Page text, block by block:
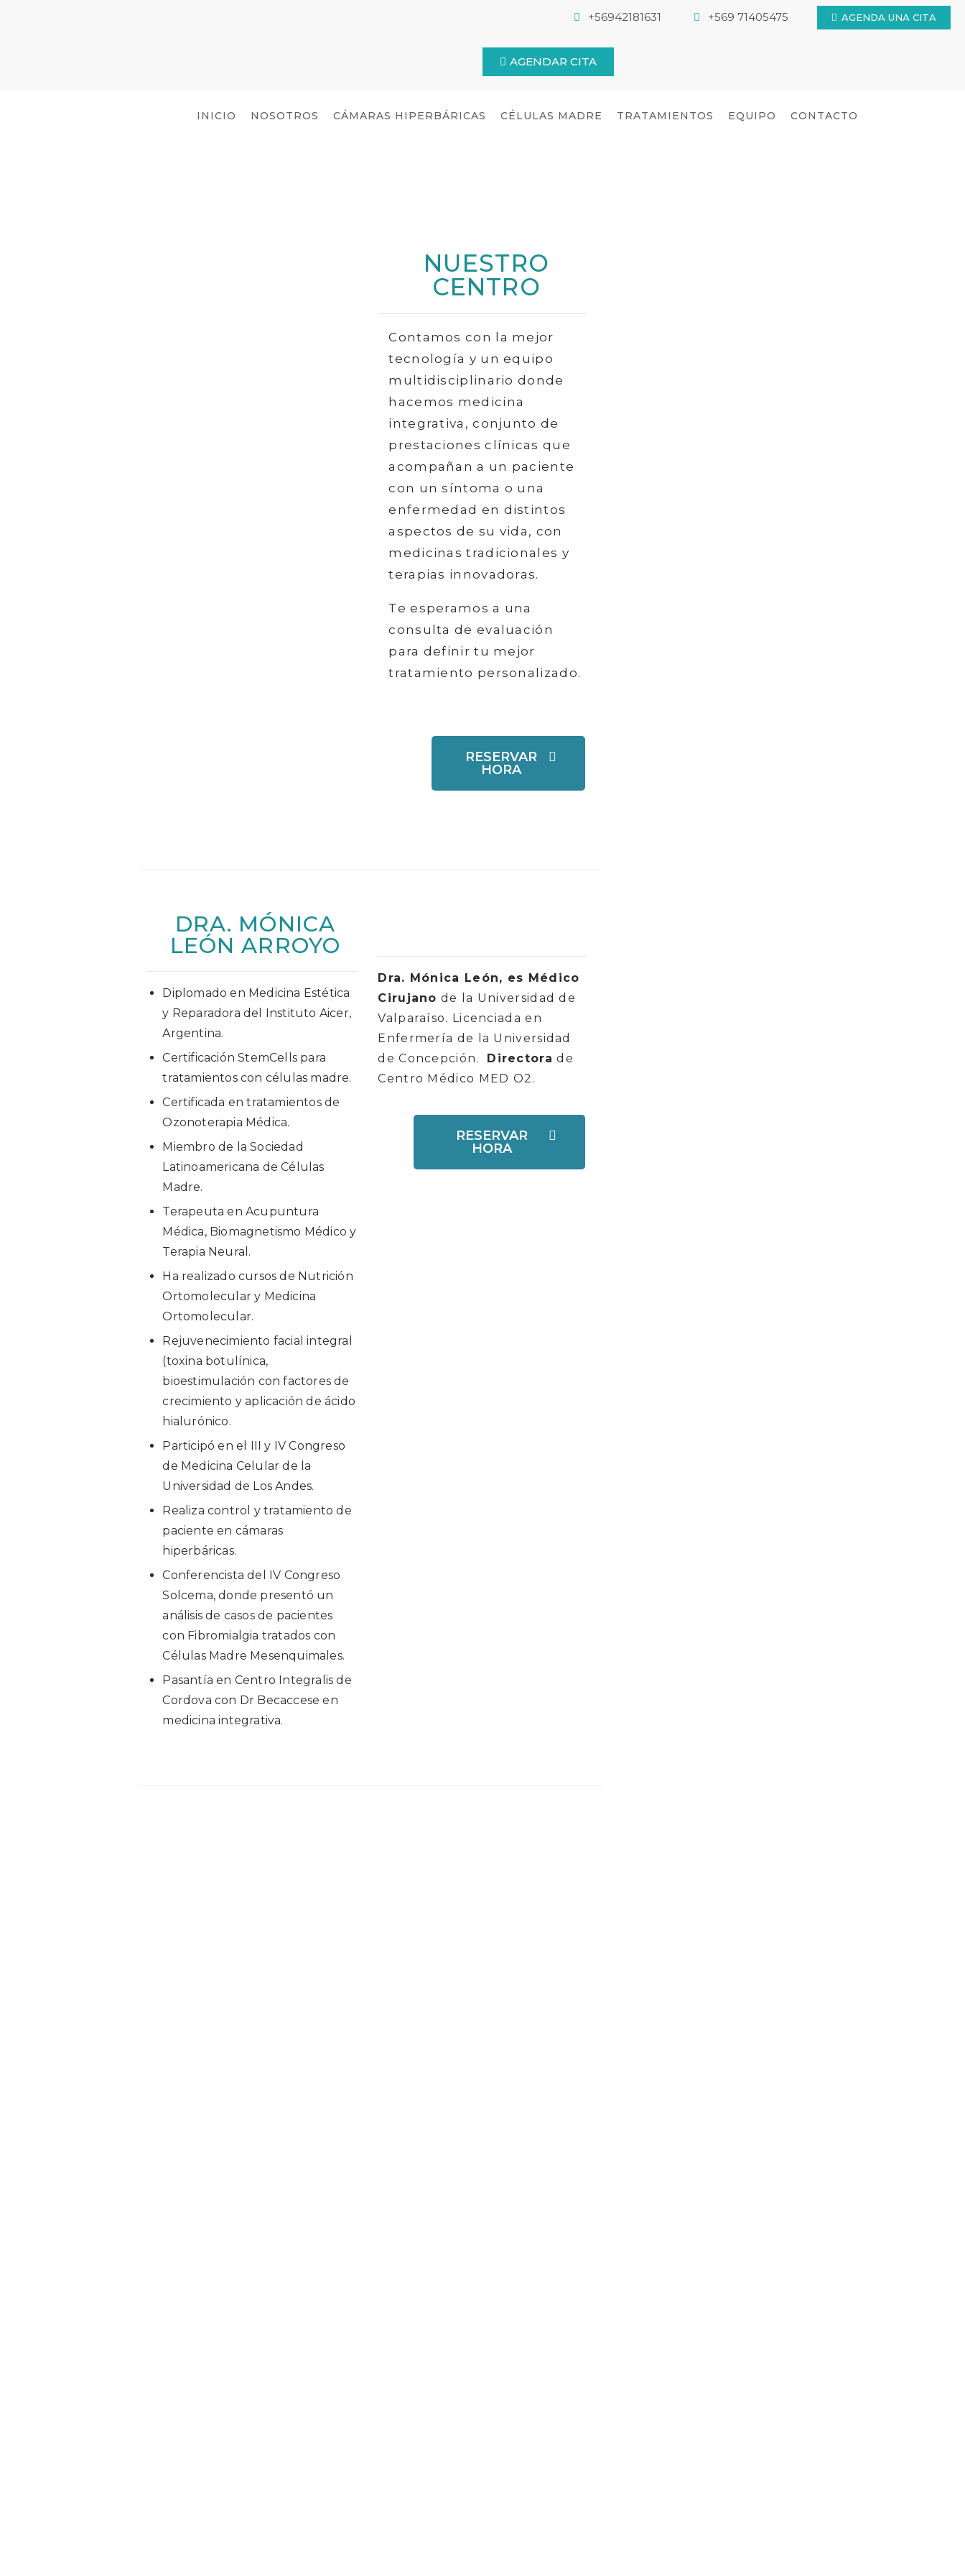
+56942181631 +569 71405475 AGENDA UNA CITA
AGENDAR CITA
INICIO NOSOTROS CÁMARAS HIPERBÁRICAS CÉLULAS MADRE TRATAMIENTOS EQUIPO CONTACTO
NUESTRO
CENTRO
Contamos con la mejor
tecnología y un equipo
multidisciplinario donde
hacemos medicina
integrativa, conjunto de
prestaciones clínicas que
acompañan a un paciente
con un síntoma o una
enfermedad en distintos
aspectos de su vida, con
medicinas tradicionales y
terapias innovadoras.
Te esperamos a una
consulta de evaluación
para definir tu mejor
tratamiento personalizado.
RESERVAR
HORA
DRA. MÓNICA
LEÓN ARROYO
Diplomado en Medicina Estética
y Reparadora del Instituto Aicer,
Argentina.
Certificación StemCells para
tratamientos con células madre.
Certificada en tratamientos de
Ozonoterapia Médica.
Miembro de la Sociedad
Latinoamericana de Células
Madre.
Terapeuta en Acupuntura
Médica, Biomagnetismo Médico y
Terapia Neural.
Ha realizado cursos de Nutrición
Ortomolecular y Medicina
Ortomolecular.
Rejuvenecimiento facial integral
(toxina botulínica,
bioestimulación con factores de
crecimiento y aplicación de ácido
hialurónico.
Participó en el III y IV Congreso
de Medicina Celular de la
Universidad de Los Andes.
Realiza control y tratamiento de
paciente en cámaras
hiperbáricas.
Conferencista del IV Congreso
Solcema, donde presentó un
análisis de casos de pacientes
con Fibromialgia tratados con
Células Madre Mesenquimales.
Pasantía en Centro Integralis de
Cordova con Dr Becaccese en
medicina integrativa.
Dra. Mónica León, es Médico
Cirujano de la Universidad de
Valparaíso. Licenciada en
Enfermería de la Universidad
de Concepción. Directora de
Centro Médico MED O2.
RESERVAR
HORA